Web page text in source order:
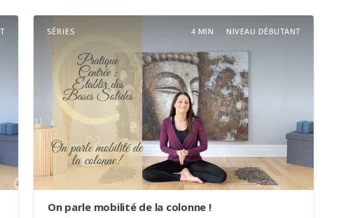
SÉRIES 4 MIN NIVEAU DÉBUTANT
On parle mobilité de la colonne !